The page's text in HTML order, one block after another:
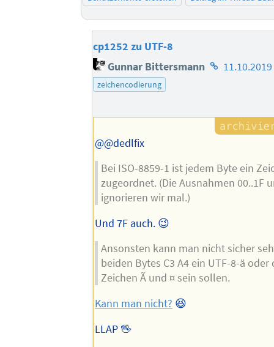
cp1252 zu UTF-8
Gunnar Bittersmann Homepage
zeichencodierung
@@dedlfix
Bei ISO-8859-1 ist jedem Byte ein
zugeordnet. (Die Ausnahmen 00..1F
ignorieren wir mal.)
Und 7F auch. 😉
Ansonsten kann man nicht sicher
beiden Bytes C3 A4 ein UTF-8-ä oder
Zeichen Ã und ¤ sein sollen.
Kann man nicht? 😆
LLAP 🖖